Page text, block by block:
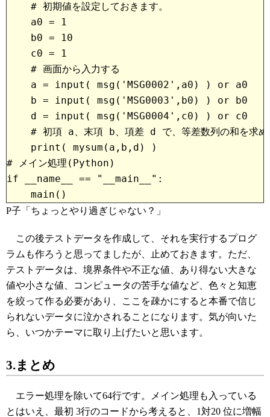
    # 初期値を設定しておきます。
    a0 = 1
    b0 = 10
    c0 = 1
    # 画面から入力する
a = input( msg('MSG0002',a0) ) or a0
b = input( msg('MSG0003',b0) ) or b0
d = input( msg('MSG0004',c0) ) or c0
# 初項 a、末項 b、項差 d で、等差数列の和を求め
    print( mysum(a,b,d) )
# メイン処理(Python)
if __name__ == "__main__":
P子「ちょっとやり過ぎじゃない？」
この後テストデータを作成して、それを実行するプログ
ラムも作ろうと思ってましたが、止めておきます。ただ、
テストデータは、境界条件や不正な値、あり得ない大きな
値や小さな値、コンピュータの苦手な値など、色々と知恵
を絞って作る必要があり、ここを疎かにすると本番で信じ
られないデータに泣かされることになります。気が向いた
ら、いつかテーマに取り上げたいと思います。
3.まとめ
エラー処理を除いて64行です。メイン処理も入っている
とはいえ、最初 3行のコードから考えると、1対20 位に増幅